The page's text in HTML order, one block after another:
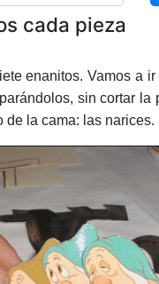
cada pieza
enanitos. Vamos a
sin cortar la
de la cama: las narices.